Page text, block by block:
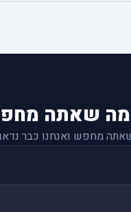
שאתה
מחפש ואנחנו כבר